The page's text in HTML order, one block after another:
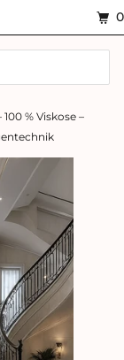
% Viskose –
0